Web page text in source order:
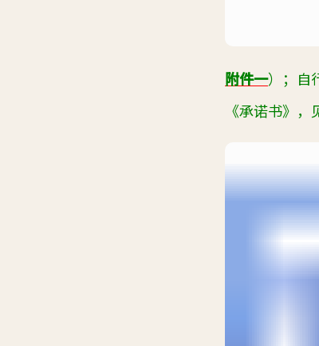
附件一）；自
《承诺书》，